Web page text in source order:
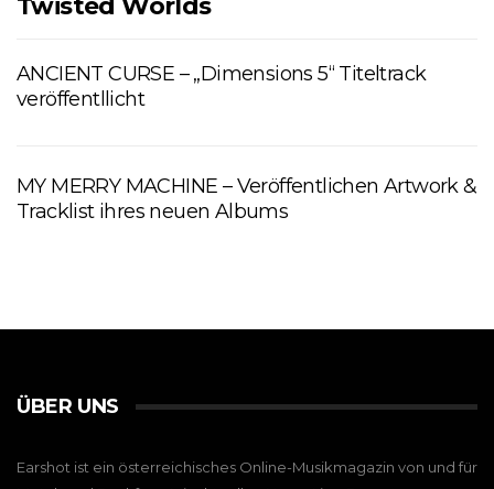
Twisted Worlds
ANCIENT CURSE – „Dimensions 5“ Titeltrack
veröffentllicht
MY MERRY MACHINE – Veröffentlichen Artwork &
Tracklist ihres neuen Albums
ÜBER UNS
Earshot ist ein österreichisches Online-Musikmagazin von und für